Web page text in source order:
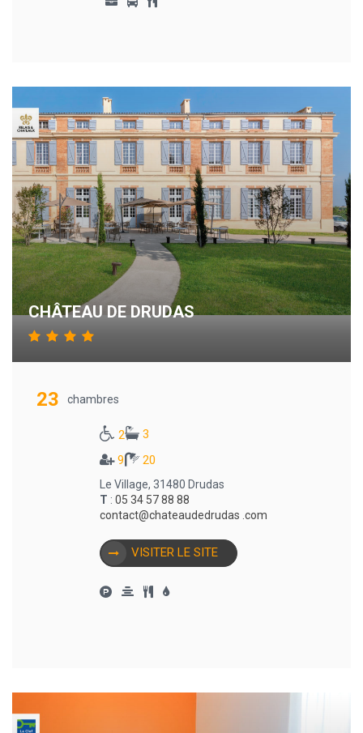
CHÂTEAU DE DRUDAS
23 chambres
2
3
9
20
Le Village, 31480 Drudas
T : 05 34 57 88 88
contact@chateaudedrudas .com
VISITER LE SITE